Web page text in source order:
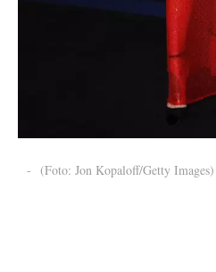
- (Foto: Jon Kopaloff/Getty Images)